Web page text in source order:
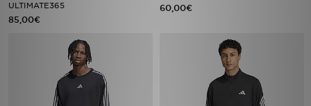
ULTIMATE365
85,00€
60,00€